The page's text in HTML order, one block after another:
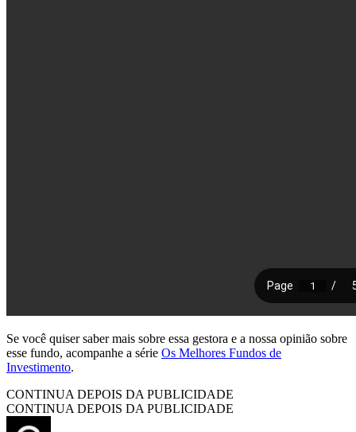
Se você quiser saber mais sobre essa gestora e a nossa opinião sobre
esse fundo, acompanhe a série Os Melhores Fundos de
Investimento.
CONTINUA DEPOIS DA PUBLICIDADE
CONTINUA DEPOIS DA PUBLICIDADE